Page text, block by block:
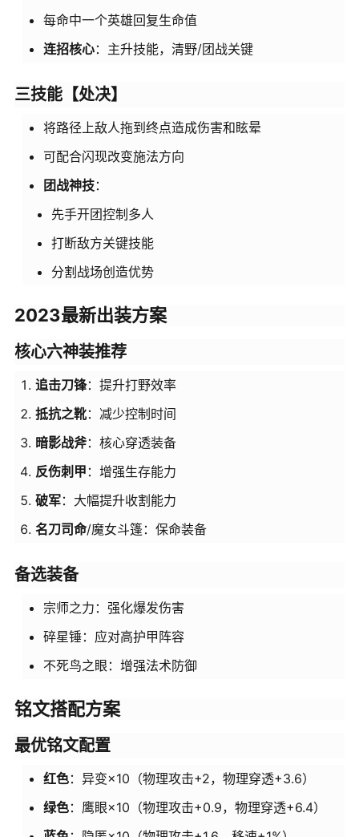
每命中一个英雄回复生命值
连招核心：主升技能，清野/团战关键
三技能【处决】
将路径上敌人拖到终点造成伤害和眩晕
可配合闪现改变施法方向
团战神技：
先手开团控制多人
打断敌方关键技能
分割战场创造优势
2023最新出装方案
核心六神装推荐
追击刀锋：提升打野效率
抵抗之靴：减少控制时间
暗影战斧：核心穿透装备
反伤刺甲 ：增强生存能力
破军：大幅提升收割能力
名刀司命/魔女斗篷：保命装备
备选装备
宗师之力：强化爆发伤害
碎星锤：应对高护甲阵容
不死鸟之眼：增强法术防御
铭文搭配方案
最优铭文配置
红色：异变×10（物理攻击+2，物理穿透+3.6）
绿色：鹰眼×10（物理攻击+0.9，物理穿透+6.4）